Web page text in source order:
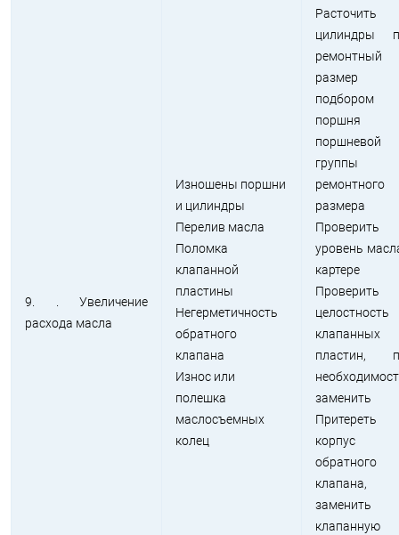
9. . Увеличение
расхода масла
Изношены поршни
и цилиндры
Перелив масла
Поломка
клапанной
пластины
Негерметичность
обратного
клапана
Износ или
полешка
маслосъемных
колец
Расточить
цилиндры
ремонтный
размер
подбором
поршня
поршневой
группы
ремонтного
размера
Проверить
уровень
картере
Проверить
целостность
клапанных
пластин,
заменить
Притереть
корпус
обратного
клапана,
заменить
клапанную